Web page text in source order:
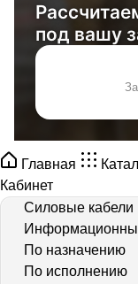
под вашу
Главная
Кабинет
Силовые кабели
По назначению
По исполнению